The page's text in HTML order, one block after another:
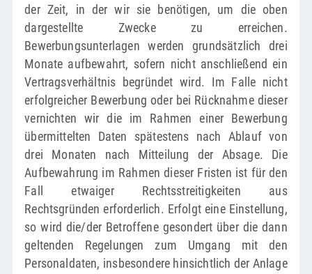
der Zeit, in der wir sie benötigen, um die oben
dargestellte Zwecke zu erreichen.
Bewerbungsunterlagen werden grundsätzlich drei
Monate aufbewahrt, sofern nicht anschließend ein
Vertragsverhältnis begründet wird. Im Falle nicht
erfolgreicher Bewerbung oder bei Rücknahme dieser
vernichten wir die im Rahmen einer Bewerbung
übermittelten Daten spätestens nach Ablauf von
drei Monaten nach Mitteilung der Absage. Die
Aufbewahrung im Rahmen dieser Fristen ist für den
Fall etwaiger Rechtsstreitigkeiten aus
Rechtsgründen erforderlich. Erfolgt eine Einstellung,
so wird die/der Betroffene gesondert über die dann
geltenden Regelungen zum Umgang mit den
Personaldaten, insbesondere hinsichtlich der Anlage